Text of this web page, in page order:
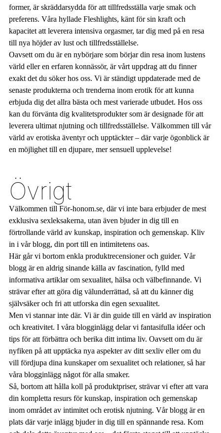
former, är skräddarsydda för att tillfredsställa varje smak och
preferens. Våra hyllade Fleshlights, känt för sin kraft och
kapacitet att leverera intensiva orgasmer, tar dig med på en resa
till nya höjder av lust och tillfredsställelse.
Oavsett om du är en nybörjare som börjar din resa inom lustens
värld eller en erfaren konnässör, är vårt uppdrag att du finner
exakt det du söker hos oss. Vi är ständigt uppdaterade med de
senaste produkterna och trenderna inom erotik för att kunna
erbjuda dig det allra bästa och mest varierade utbudet. Hos oss
kan du förvänta dig kvalitetsprodukter som är designade för att
leverera ultimat njutning och tillfredsställelse. Välkommen till vår
värld av erotiska äventyr och upptäckter – där varje ögonblick är
en möjlighet till en djupare, mer sensuell upplevelse!
Övrigt
Välkommen till För-honom.se, där vi inte bara erbjuder de mest
exklusiva sexleksakerna, utan även bjuder in dig till en
förtrollande värld av kunskap, inspiration och gemenskap. Kliv
in i vår blogg, din port till en intimitetens oas.
Här går vi bortom enkla produktrecensioner och guider. Vår
blogg är en aldrig sinande källa av fascination, fylld med
informativa artiklar om sexualitet, hälsa och välbefinnande. Vi
strävar efter att göra dig välunderrättad, så att du känner dig
självsäker och fri att utforska din egen sexualitet.
Men vi stannar inte där. Vi är din guide till en värld av inspiration
och kreativitet. I våra blogginlägg delar vi fantasifulla idéer och
tips för att förbättra och berika ditt intima liv. Oavsett om du är
nyfiken på att upptäcka nya aspekter av ditt sexliv eller om du
vill fördjupa dina kunskaper om sexualitet och relationer, så har
våra blogginlägg något för alla smaker.
Så, bortom att hålla koll på produktpriser, strävar vi efter att vara
din kompletta resurs för kunskap, inspiration och gemenskap
inom området av intimitet och erotisk njutning. Vår blogg är en
plats där varje inlägg bjuder in dig till en spännande resa. Kom